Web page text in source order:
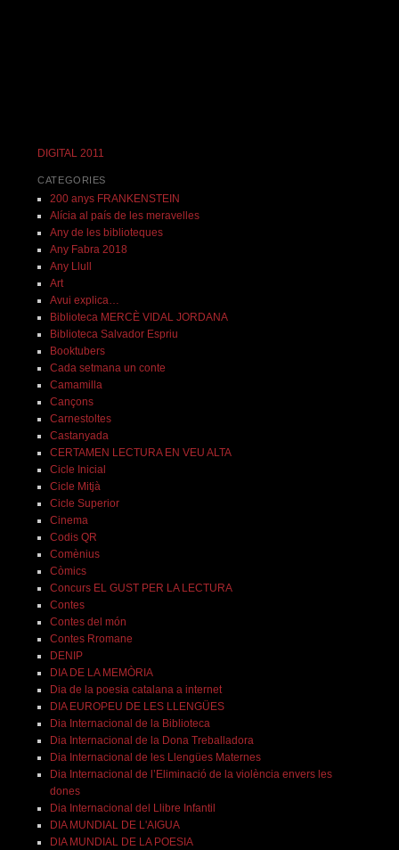
DIGITAL 2011
CATEGORIES
200 anys FRANKENSTEIN
Alícia al país de les meravelles
Any de les biblioteques
Any Fabra 2018
Any Llull
Art
Avui explica…
Biblioteca MERCÈ VIDAL JORDANA
Biblioteca Salvador Espriu
Booktubers
Cada setmana un conte
Camamilla
Cançons
Carnestoltes
Castanyada
CERTAMEN LECTURA EN VEU ALTA
Cicle Inicial
Cicle Mitjà
Cicle Superior
Cinema
Codis QR
Comènius
Còmics
Concurs EL GUST PER LA LECTURA
Contes
Contes del món
Contes Rromane
DENIP
DIA DE LA MEMÒRIA
Dia de la poesia catalana a internet
DIA EUROPEU DE LES LLENGÜES
Dia Internacional de la Biblioteca
Dia Internacional de la Dona Treballadora
Dia Internacional de les Llengües Maternes
Dia Internacional de l’Eliminació de la violència envers les
dones
Dia Internacional del Llibre Infantil
DIA MUNDIAL DE L'AIGUA
DIA MUNDIAL DE LA POESIA